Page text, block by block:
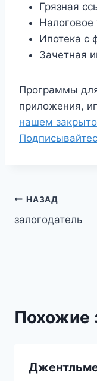
Грязная
Ипотека с
Зачетная
Программы
приложения,
нашем
Навигация
по
НАЗАД
залогодатель
Похожие